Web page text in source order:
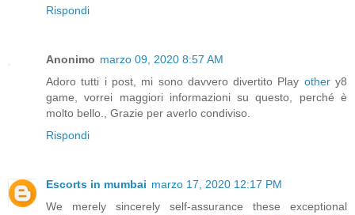
Rispondi
Anonimo marzo 09, 2020 8:57 AM
Adoro tutti i post, mi sono davvero divertito Play othery8
game, vorrei maggiori informazioni su questo, perché è
molto bello., Grazie per averlo condiviso.
Rispondi
Escorts in mumbai marzo 17, 2020 12:17 PM
We merely sincerely self-assurance these exceptional